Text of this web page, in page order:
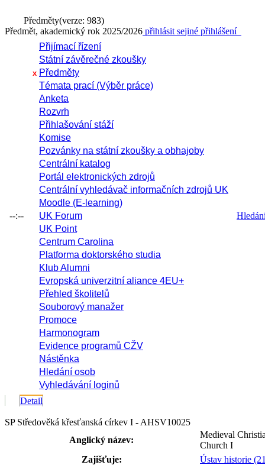
Předměty(verze: 983)
Předmět, akademický rok 2025/2026 přihlásit sejiné přihlášení
--:--
Přijímací řízení
Státní závěrečné zkoušky
x Předměty
Témata prací (Výběr práce)
Anketa
Rozvrh
Přihlašování stáží
Komise
Pozvánky na státní zkoušky a obhajoby
Centrální katalog
Portál elektronických zdrojů
Centrální vyhledávač informačních zdrojů UK
Moodle (E-learning)
UK Forum
UK Point
Centrum Carolina
Platforma doktorského studia
Klub Alumni
Evropská univerzitní aliance 4EU+
Přehled školitelů
Souborový manažer
Promoce
Harmonogram
Evidence programů CŽV
Nástěnka
Hledání osob
Vyhledávání loginů
Detail
SP Středověká křesťanská církev I - AHSV10025
Anglický název:
Medieval
Church I
Zajišťuje:
Ústav historie